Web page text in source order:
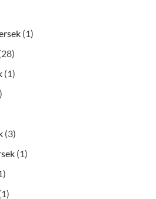
(1)
(1)
(3)
(1)